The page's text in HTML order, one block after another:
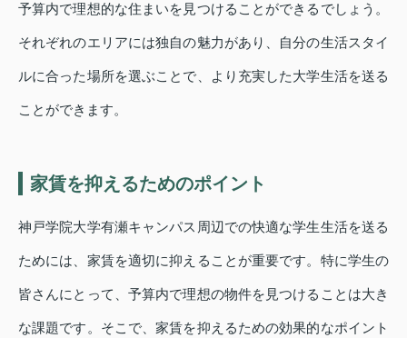
予算内で理想的な住まいを見つけることができるでしょう。
それぞれのエリアには独自の魅力があり、自分の生活スタイ
ルに合った場所を選ぶことで、より充実した大学生活を送る
ことができます。
家賃を抑えるためのポイント
神戸学院大学有瀬キャンパス周辺での快適な学生生活を送る
ためには、家賃を適切に抑えることが重要です。特に学生の
皆さんにとって、予算内で理想の物件を見つけることは大き
な課題です。そこで、家賃を抑えるための効果的なポイント